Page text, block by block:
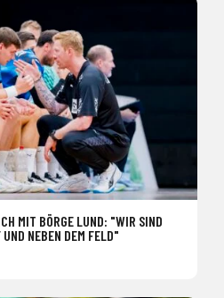
MIT BÖRGE LUND: "WIR SIND
NEBEN DEM FELD"